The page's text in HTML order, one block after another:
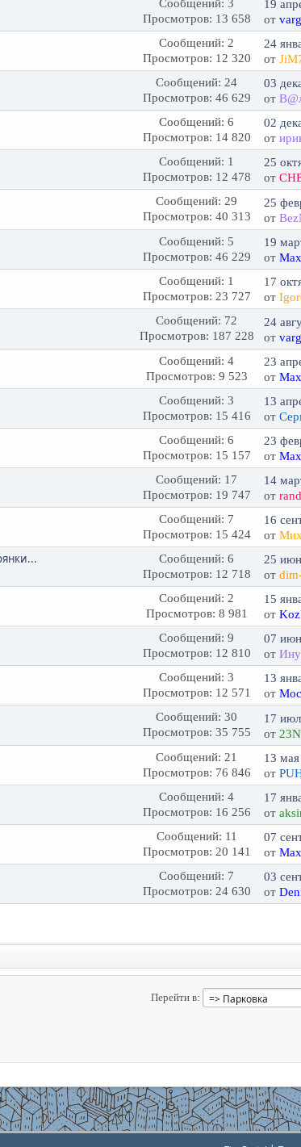
Сообщений: 3
Просмотров: 13 658
19
от
Сообщений: 2
Просмотров: 12 320
24
от
Сообщений: 24
Просмотров: 46 629
03
от
Сообщений: 6
Просмотров: 14 820
02
от
Сообщений: 1
Просмотров: 12 478
25
от
Сообщений: 29
Просмотров: 40 313
25
от
Сообщений: 5
Просмотров: 46 229
19
отMax
Сообщений: 1
Просмотров: 23 727
17
от
Сообщений: 72
Просмотров: 187 228
24
от
Сообщений: 4
Просмотров: 9 523
23
отMax
Сообщений: 3
Просмотров: 15 416
13
от
Сообщений: 6
Просмотров: 15 157
23
отMax
Сообщений: 17
Просмотров: 19 747
14
от
Сообщений: 7
Просмотров: 15 424
16
от
Сообщений: 6
Просмотров: 12 718
25
от
Сообщений: 2
Просмотров: 8 981
15
от
Сообщений: 9
Просмотров: 12 810
07
от
Сообщений: 3
Просмотров: 12 571
13
от
Сообщений: 30
Просмотров: 35 755
17
от
Сообщений: 21
Просмотров: 76 846
13
от
Сообщений: 4
Просмотров: 16 256
17
от
Сообщений: 11
Просмотров: 20 141
07
отMax
Сообщений: 7
Просмотров: 24 630
03
от
Перейти в